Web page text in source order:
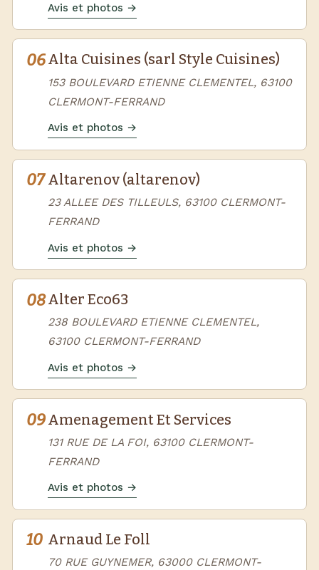
Avis et photos →
06Alta Cuisines (sarl Style Cuisines)
153 BOULEVARD ETIENNE CLEMENTEL, 63100
CLERMONT-FERRAND
Avis et photos →
07 Altarenov (altarenov)
23 ALLEE DES TILLEULS, 63100 CLERMONT-
FERRAND
Avis et photos →
08Alter Eco63
238 BOULEVARD ETIENNE CLEMENTEL,
63100 CLERMONT-FERRAND
Avis et photos →
09Amenagement Et Services
131 RUE DE LA FOI, 63100 CLERMONT-
FERRAND
Avis et photos →
10 Arnaud Le Foll
70 RUE GUYNEMER, 63000 CLERMONT-